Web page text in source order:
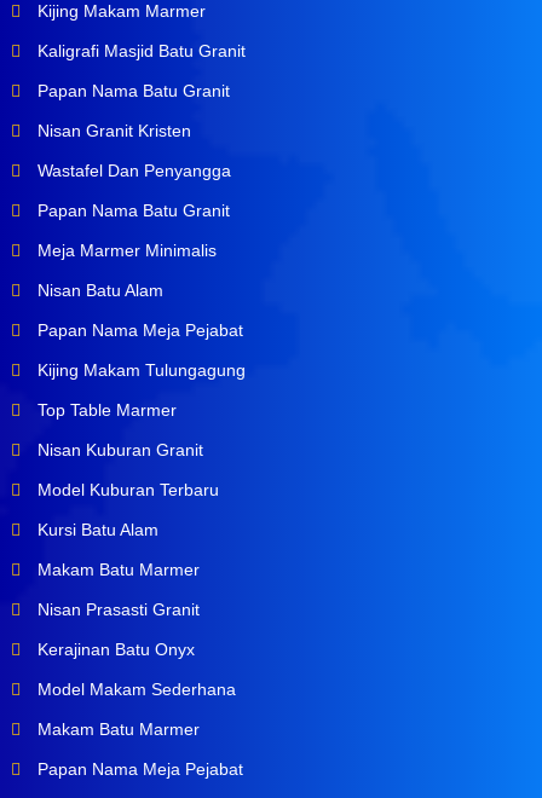
Kijing Makam Marmer
Kaligrafi Masjid Batu Granit
Papan Nama Batu Granit
Nisan Granit Kristen
Wastafel Dan Penyangga
Papan Nama Batu Granit
Meja Marmer Minimalis
Nisan Batu Alam
Papan Nama Meja Pejabat
Kijing Makam Tulungagung
Top Table Marmer
Nisan Kuburan Granit
Model Kuburan Terbaru
Kursi Batu Alam
Makam Batu Marmer
Nisan Prasasti Granit
Kerajinan Batu Onyx
Model Makam Sederhana
Makam Batu Marmer
Papan Nama Meja Pejabat